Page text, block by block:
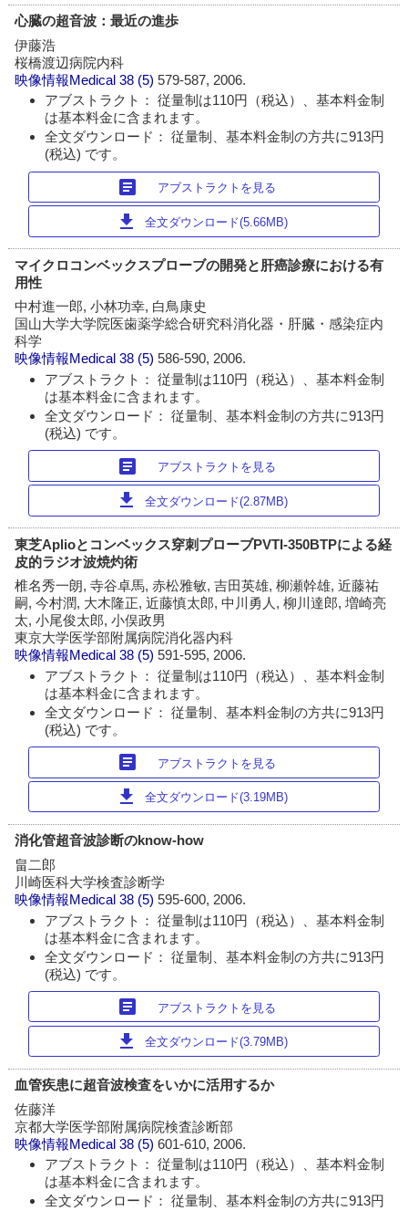
心臓の超音波：最近の進歩
伊藤浩
桜橋渡辺病院内科
映像情報Medical 38 (5)579-587, 2006.
アブストラクト： 従量制は110円（税込）、基本料金制
は基本料金に含まれます。
全文ダウンロード： 従量制、基本料金制の方共に913円
(税込) です。
article アブストラクトを見る
download 全文ダウンロード(5.66MB)
マイクロコンベックスプローブの開発と肝癌診療における有
用性
中村進一郎, 小林功幸, 白鳥康史
国山大学大学院医歯薬学総合研究科消化器・肝臓・感染症内
科学
映像情報Medical 38 (5)586-590, 2006.
アブストラクト： 従量制は110円（税込）、基本料金制
は基本料金に含まれます。
全文ダウンロード： 従量制、基本料金制の方共に913円
(税込) です。
article アブストラクトを見る
download 全文ダウンロード(2.87MB)
東芝Aplioとコンベックス穿刺プローブPVTI‐350BTPによる経
皮的ラジオ波焼灼術
椎名秀一朗, 寺谷卓馬, 赤松雅敏, 吉田英雄, 柳瀬幹雄, 近藤祐
嗣, 今村潤, 大木隆正, 近藤慎太郎, 中川勇人, 柳川達郎, 増崎亮
太, 小尾俊太郎, 小俣政男
東京大学医学部附属病院消化器内科
映像情報Medical 38 (5)591-595, 2006.
アブストラクト： 従量制は110円（税込）、基本料金制
は基本料金に含まれます。
全文ダウンロード： 従量制、基本料金制の方共に913円
(税込) です。
article アブストラクトを見る
download 全文ダウンロード(3.19MB)
消化管超音波診断のknow-how
畠二郎
川崎医科大学検査診断学
映像情報Medical 38 (5)595-600, 2006.
アブストラクト： 従量制は110円（税込）、基本料金制
は基本料金に含まれます。
全文ダウンロード： 従量制、基本料金制の方共に913円
(税込) です。
article アブストラクトを見る
download 全文ダウンロード(3.79MB)
血管疾患に超音波検査をいかに活用するか
佐藤洋
京都大学医学部附属病院検査診断部
映像情報Medical 38 (5)601-610, 2006.
アブストラクト： 従量制は110円（税込）、基本料金制
は基本料金に含まれます。
全文ダウンロード： 従量制、基本料金制の方共に913円